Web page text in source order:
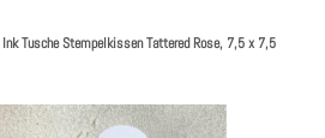
Tusche Stempelkissen Tattered Rose, 7,5 x 7,5